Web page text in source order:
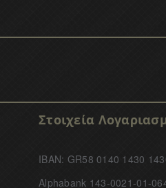
Στοιχεία
IBAN: GR58 0140 1430
Alphabank 143-0021-01-